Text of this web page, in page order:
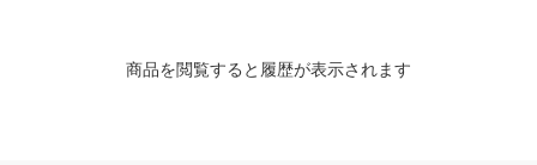
商品を閲覧すると履歴が表示されます